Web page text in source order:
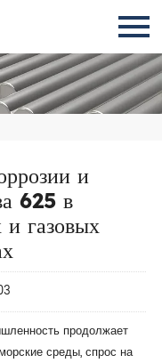
и
625 в
газовых
продолжает
среды, спрос на